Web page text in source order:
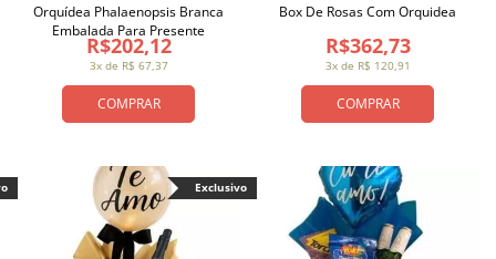
COMPRAR
3x de R$ 67,37
R$202,12
Orquídea Phalaenopsis Branca
Embalada Para Presente
COMPRAR
3x de R$ 120,91
R$362,73
Box De Rosas Com Orquidea
Exclusivo